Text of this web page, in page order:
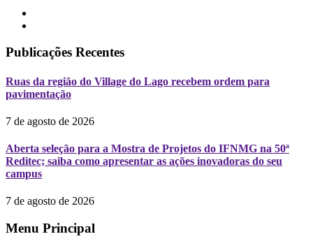
Publicações Recentes
Ruas da região do Village do Lago recebem ordem para
pavimentação
7 de agosto de 2026
Aberta seleção para a Mostra de Projetos do IFNMG na 50ª
Reditec; saiba como apresentar as ações inovadoras do seu
campus
7 de agosto de 2026
Menu Principal